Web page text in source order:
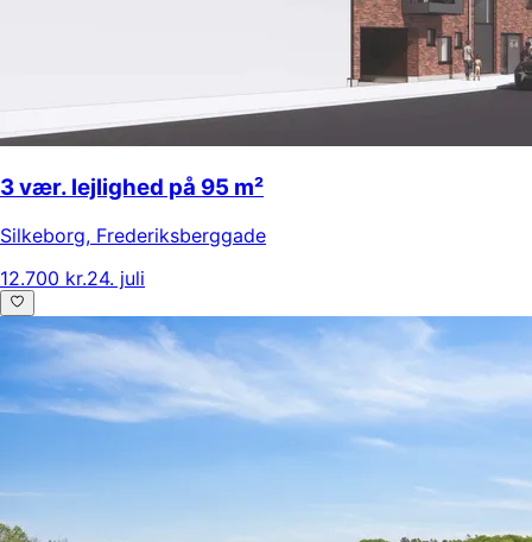
3 vær. lejlighed på 95 m²
Silkeborg, Frederiksberggade
12.700 kr.24. juli